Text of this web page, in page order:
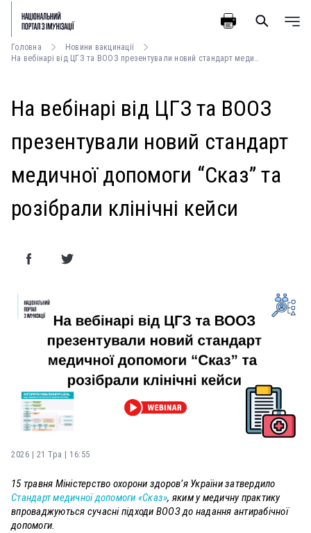
Головна
Новини вакцинації
На вебінарі від ЦГЗ та ВООЗ презентували новий стандарт медичної допомоги “Сказ” та розібрали клінічні кейси
На вебінарі від ЦГЗ та ВООЗ
презентували новий стандарт
медичної допомоги “Сказ” та
розібрали клінічні кейси
2026 | 21 Тра | 16:55
15 травня Міністерство охорони здоров’я України затвердило
Стандарт медичної допомоги «Сказ», яким у медичну практику
впроваджуються сучасні підходи ВООЗ до надання антирабічної
допомоги.